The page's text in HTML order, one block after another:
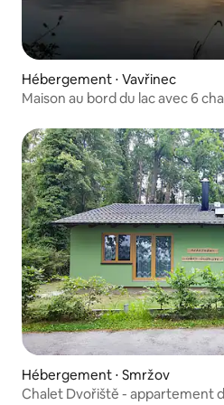
Hébergement ⋅ Vavřinec
Maison au bord du lac avec 6
Hébergement ⋅ Smržov
Chalet Dvořiště - appartement